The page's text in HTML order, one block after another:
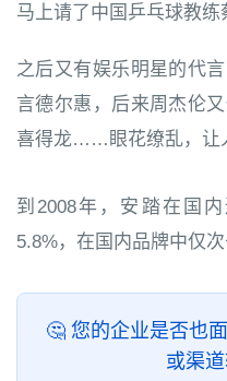
马上请了中国乒乓球教
之后又有娱乐明星的代
言德尔惠，后来周杰伦
喜得龙……眼花缭乱，让
到2008年，安踏在国
5.8%，在国内品牌中仅次
🤔 您的企业是否也
或渠道